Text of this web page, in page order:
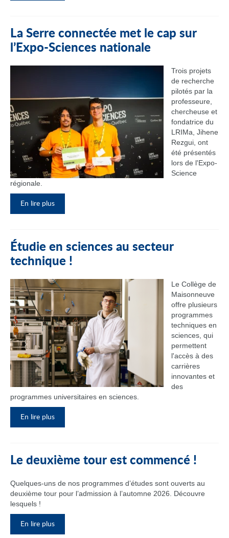
La Serre connectée met le cap sur
l’Expo-Sciences nationale
Trois projets
de recherche
pilotés par la
professeure,
chercheuse et
fondatrice du
LRIMa, Jihene
Rezgui, ont
été présentés
lors de l'Expo-
Science
régionale.
En lire plus
Étudie en sciences au secteur
technique !
Le Collège de
Maisonneuve
offre plusieurs
programmes
techniques en
sciences, qui
permettent
l'accès à des
carrières
innovantes et
des
programmes universitaires en sciences.
En lire plus
Le deuxième tour est commencé !
Quelques-uns de nos programmes d’études sont ouverts au
deuxième tour pour l’admission à l’automne 2026. Découvre
lesquels !
En lire plus